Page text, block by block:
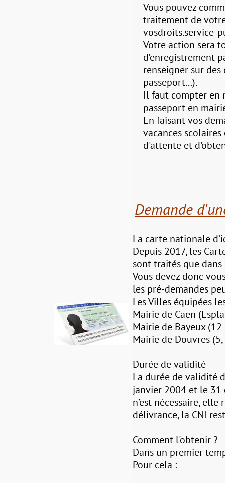
Vous pouvez
traitement de
vosdroits.service-
Votre action sera
d’enregistrement
renseigner sur
passeport...).
Il faut compter en
passeport en
En faisant vos
vacances
d'attente et
Demande
La carte nationale
Depuis 2017, les
sont traités que dans
Vous devez donc
les pré-demandes
Les Villes équipées
Mairie de Caen
Mairie de Bayeux
Mairie de Douvres
Durée de validité
La durée de validité
janvier 2004 et le 31
n’est nécessaire,
délivrance, la CNI
Comment l'obtenir ?
Dans un premier
Pour cela :